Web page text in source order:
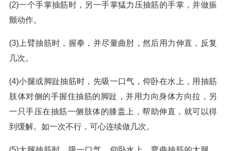
(2)一个手掌抽筋时，另一手掌猛力压抽筋的手掌，并做振
颤动作。
(3)上臂抽筋时，握拳，并尽量曲肘，然后用力伸直，反复
几次。
(4)小腿或脚趾抽筋时，先吸一口气，仰卧在水上，用抽筋
肢体对侧的手握住抽筋的脚趾，并用力向身体方向拉，另
一只手压在抽筋一侧肢体的膝盖上，帮助伸直，就可以得
到缓解。如一次不行，可心连续做几次。